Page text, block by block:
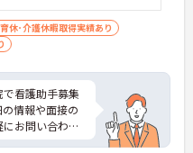
休･介護休暇取得実績あり
看護助手募集
情報や面接の
お問い合わせ